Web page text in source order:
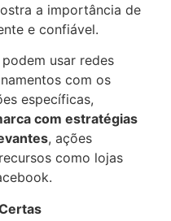
a importância de
e confiável.
usar redes
com os
específicas,
com estratégias
, ações
como lojas